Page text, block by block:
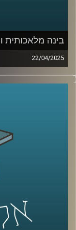
אז כדי לדבר על כל
יועץ, חוקר ומרצה
בחטיבת
באוניברסיטת רייכמן.
בינה מלאכותית
22/04/2025
הבינה המלאכותית
אז איך מתמודדים
מי שומר על
מאזנים בין חופש
והאם ישראל
בדיוק על זה ועוד
ד״ר אביב גאון,
יובל ריינפלד, בית
פרטיות וסייבר.